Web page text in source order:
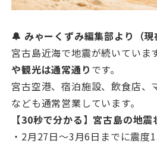
🔔 みゃーくずみ編集部より（現
宮古島近海で地震が続いていま
や観光は通常通り です。
宮古空港、宿泊施設、飲食店、
なども通常営業しています。
【30秒で分かる】宮古島の地震
・2月27日〜3月6日までに震度